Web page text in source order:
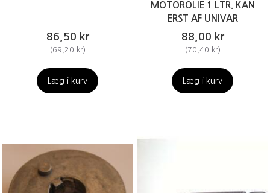
86,50 kr
(69,20 kr)
Læg i kurv
MOTOROLIE 1 LTR. KAN
ERST AF UNIVAR
88,00 kr
(70,40 kr)
Læg i kurv